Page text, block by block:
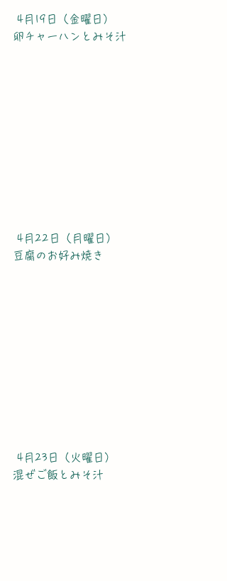
4月19日（金曜日）
卵チャーハンとみそ汁
4月22日（月曜日）
豆腐のお好み焼き
4月23日（火曜日）
混ぜご飯とみそ汁